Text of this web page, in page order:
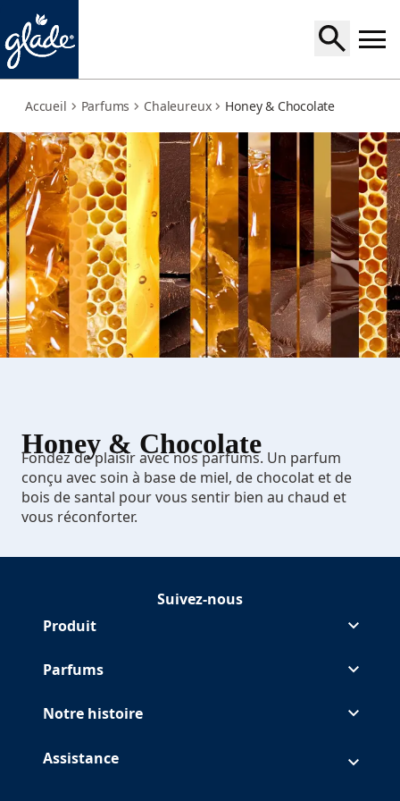
Accueil Parfums Chaleureux Honey & Chocolate
Honey & Chocolate
Fondez de plaisir avec nos parfums. Un parfum
conçu avec soin à base de miel, de chocolat et de
bois de santal pour vous sentir bien au chaud et
vous réconforter.
Suivez-nous
Suivre Glade sur Facebook
(Opens in a new tab)
Suivre Glade sur
(Opens in a new tab)
Suivre Glade sur
(Opens in a new tab)
Suivre Glade sur
(Opens in a new tab)
Produit
Parfums
Notre histoire
Assistance